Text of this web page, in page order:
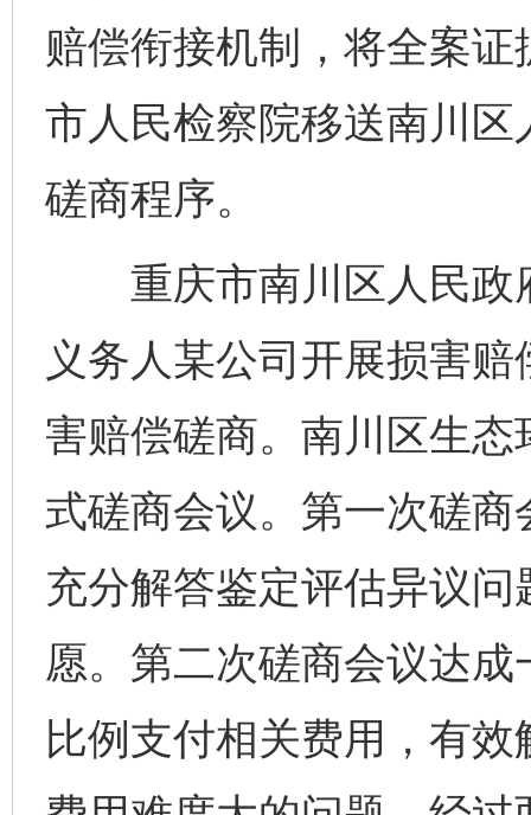
赔偿衔接机制，将全案
市人民检察院移送南川
磋商程序。
重庆市南川区人民政
义务人某公司开展损害
害赔偿磋商。南川区生
式磋商会议。第一次磋
充分解答鉴定评估异议
愿。第二次磋商会议达
比例支付相关费用，有